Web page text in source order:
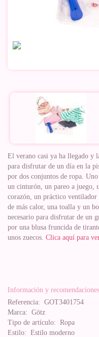
El verano casi ya ha llegado y
para disfrutar de un día en la
por dos conjuntos de ropa.
un cinturón, un pareo a juego,
corazón, un práctico
de más calor, una toalla y un
necesario para disfrutar de un
por una blusa fruncida de
unos zuecos. Clica aquí para
Información y recomendaciones
Referencia: GOT3401754
Marca: Götz
Tipo de artículo: Ropa
Estilo: Estilo moderno